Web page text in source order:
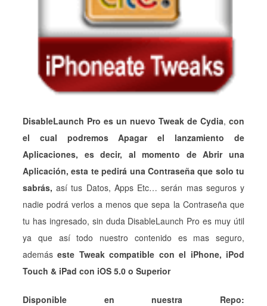
DisableLaunch Pro es un nuevo Tweak de Cydia, con
el cual podremos Apagar el lanzamiento de
Aplicaciones, es decir, al momento de Abrir una
Aplicación, esta te pedirá una Contraseña que solo tu
sabrás, así tus Datos, Apps Etc… serán mas seguros y
nadie podrá verlos a menos que sepa la Contraseña que
tu has ingresado, sin duda DisableLaunch Pro es muy útil
ya que así todo nuestro contenido es mas seguro,
ademáseste Tweak compatible con el iPhone, iPod
Touch & iPad con iOS 5.0 o Superior
Disponible en nuestra Repo: